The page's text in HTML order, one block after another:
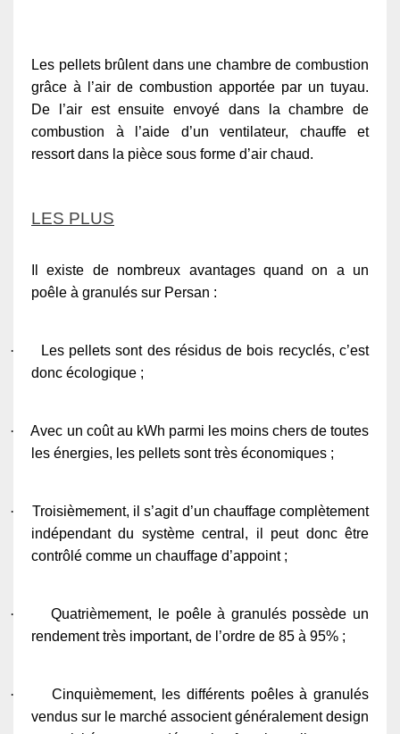
Les pellets brûlent dans une chambre de combustion
grâce à l’air de combustion apportée par un tuyau.
De l’air est ensuite envoyé dans la chambre de
combustion à l’aide d’un ventilateur, chauffe et
ressort dans la pièce sous forme d’air chaud.
LES PLUS
Il existe de nombreux avantages quand on a un
poêle à granulés sur Persan :
·
Les pellets sont des résidus de bois recyclés, c’est
donc écologique ;
·
Avec un coût au kWh parmi les moins chers de toutes
les énergies, les pellets sont très économiques ;
·
Troisièmement, il s’agit d’un chauffage complètement
indépendant du système central, il peut donc être
contrôlé comme un chauffage d’appoint ;
·
Quatrièmement, le poêle à granulés possède un
rendement très important, de l’ordre de 85 à 95% ;
·
Cinquièmement, les différents poêles à granulés
vendus sur le marché associent généralement design